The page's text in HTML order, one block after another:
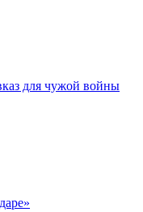
для чужой войны